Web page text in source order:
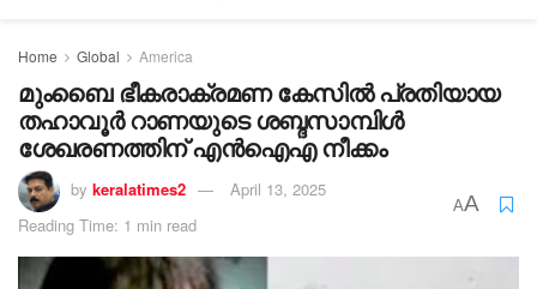
Home Global America
മുംബൈ ഭീകരാക്രമണ കേസിൽ പ്രതിയായ
തഹാവൂര്‍ റാണയുടെ ശബ്ദസാമ്പിള്‍
ശേഖരണത്തിന് എന്‍ഐഎ നീക്കം
by keralatimes2
April 13, 2025
Reading Time: 1 min read
AA